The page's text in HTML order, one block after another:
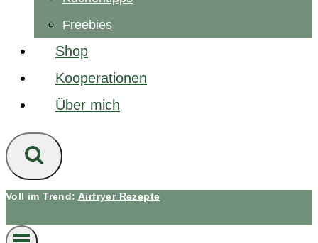
Freebies
Shop
Kooperationen
Über mich
Voll im Trend: Airfryer Rezepte